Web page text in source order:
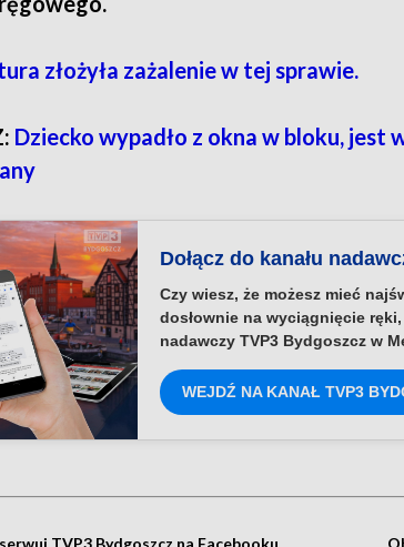
złożyła zażalenie w tej sprawie.
Dziecko wypadło z okna w bloku, jest
Dołącz do kanału
Czy wiesz, że możesz mieć
dosłownie na wyciągnięcie
nadawczy TVP3 Bydgoszcz w
WEJDŹ NA KANAŁ TVP3